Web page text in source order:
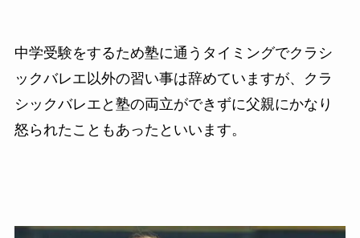
中学受験をするため塾に通うタイミングでクラシ
ックバレエ以外の習い事は辞めていますが、クラ
シックバレエと塾の両立ができずに父親にかなり
怒られたこともあったといいます。